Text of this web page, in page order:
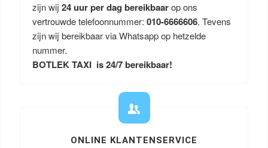
zijn wij 24 uur per dag bereikbaarop ons
vertrouwde telefoonnummer: 010-6666606. Tevens
zijn wij bereikbaar via Whatsapp op hetzelde
nummer.
BOTLEK TAXI is 24/7 bereikbaar!
ONLINE KLANTENSERVICE